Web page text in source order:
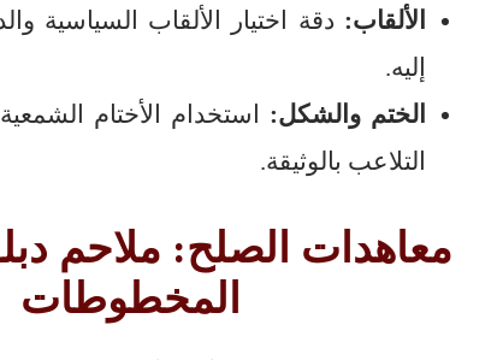
الألقاب: دقة اختيار الألقاب السياسية
إليه.
الختم والشكل: استخدام الأختام
التلاعب بالوثيقة.
معاهدات الصلح: ملاحم
المخطوطات